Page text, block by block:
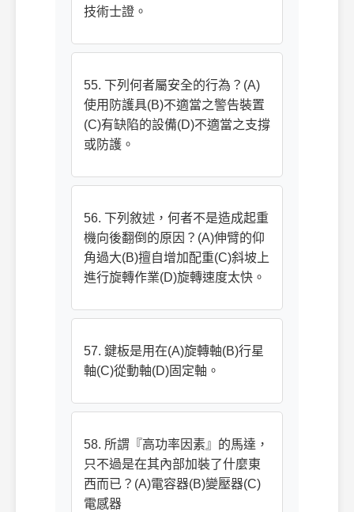
技術士證。
55. 下列何者屬安全的行為？(A)
使用防護具(B)不適當之警告裝置
(C)有缺陷的設備(D)不適當之支撐
或防護。
56. 下列敘述，何者不是造成起重
機向後翻倒的原因？(A)伸臂的仰
角過大(B)擅自增加配重(C)斜坡上
進行旋轉作業(D)旋轉速度太快。
57. 鍵板是用在(A)旋轉軸(B)行星
軸(C)從動軸(D)固定軸。
58. 所謂『高功率因素』的馬達，
只不過是在其內部加裝了什麼東
西而已？(A)電容器(B)變壓器(C)
電感器